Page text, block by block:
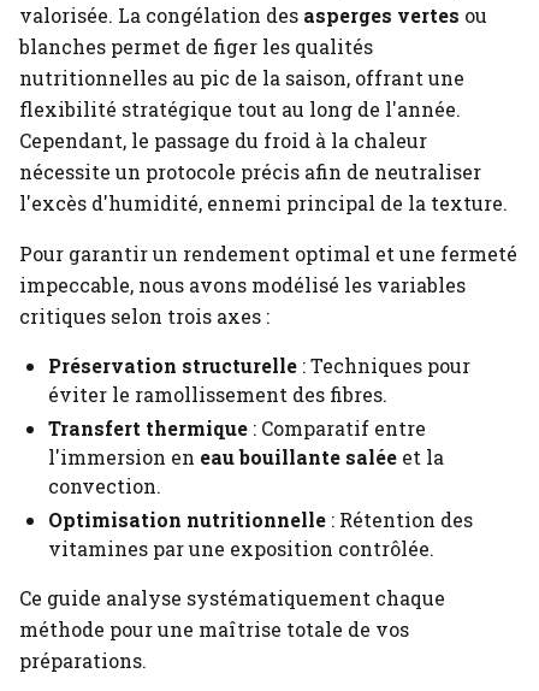
valorisée. La congélation des asperges vertes ou
blanches permet de figer les qualités
nutritionnelles au pic de la saison, offrant une
flexibilité stratégique tout au long de l'année.
Cependant, le passage du froid à la chaleur
nécessite un protocole précis afin de neutraliser
l'excès d'humidité, ennemi principal de la texture.
Pour garantir un rendement optimal et une fermeté
impeccable, nous avons modélisé les variables
critiques selon trois axes :
Préservation structurelle : Techniques pour
éviter le ramollissement des fibres.
Transfert thermique : Comparatif entre
l'immersion en eau bouillante salée et la
convection.
Optimisation nutritionnelle : Rétention des
vitamines par une exposition contrôlée.
Ce guide analyse systématiquement chaque
méthode pour une maîtrise totale de vos
préparations.